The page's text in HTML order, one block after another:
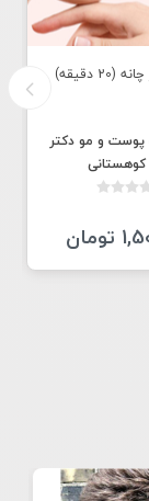
دقیقه)
و مو دكتر
كوهستانى